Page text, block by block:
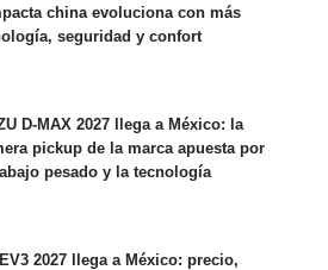
china evoluciona con más
seguridad y confort
D-MAX 2027 llega a México: la
pickup de la marca apuesta por
pesado y la tecnología
2027 llega a México: precio,